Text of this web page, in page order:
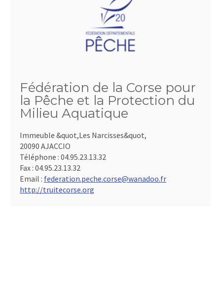
Fédération de la Corse pour
la Pêche et la Protection du
Milieu Aquatique
Immeuble &quot,Les Narcisses&quot,
20090 AJACCIO
Téléphone : 04.95.23.13.32
Fax : 04.95.23.13.32
Email : federation.peche.corse@wanadoo.fr
http://truitecorse.org